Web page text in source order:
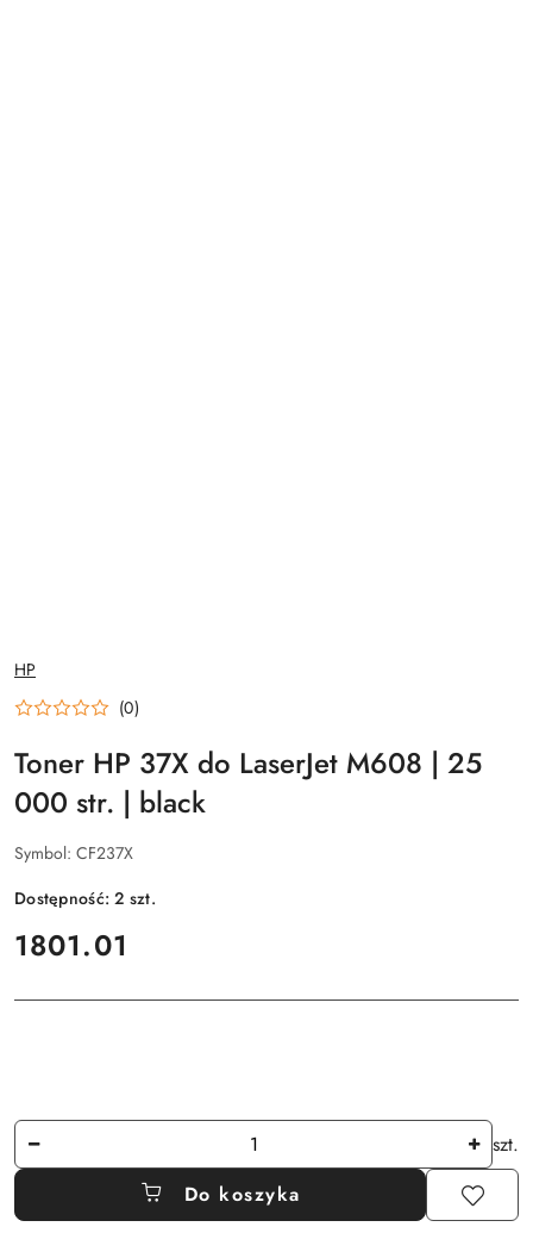
NAZWA
PRODUCENTA:
HP
(0)
Toner HP 37X do LaserJet M608 | 25
000 str. | black
Symbol: CF237X
Dostępność:2 szt.
cena:
1801.01
Ilość
szt.
Do koszyka